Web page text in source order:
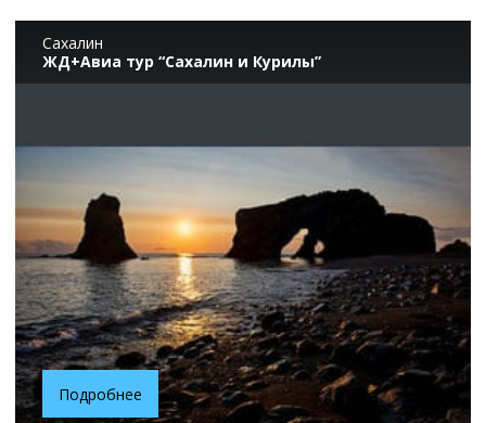
Сахалин
ЖД+Авиа тур “Сахалин и Курилы”
Подробнее